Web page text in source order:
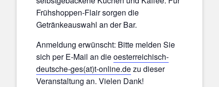
Frühshoppen-Flair sorgen die
Getränkeauswahl an der Bar.
Anmeldung erwünscht: Bitte melden Sie
sich per E-Mail an dieoesterreichisch-
deutsche-ges(at)t-online.dezu dieser
Veranstaltung an. Vielen Dank!